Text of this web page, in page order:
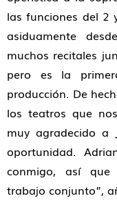
las funciones del 2
asiduamente
muchos recitales
pero es la
producción. De
los teatros que
muy agradecido a
oportunidad.
conmigo, así
trabajo conjunto”,